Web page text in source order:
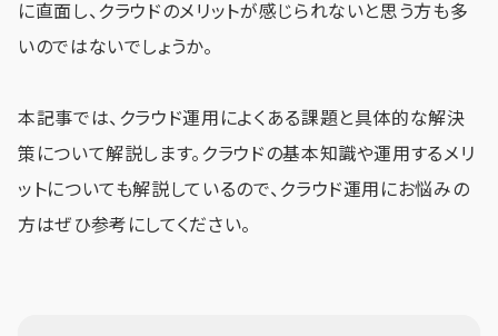
に直面し、クラウドのメリットが感じられないと思う方も多
いのではないでしょうか。
本記事では、クラウド運用によくある課題と具体的な解決
策について解説します。クラウドの基本知識や運用するメリ
ットについても解説しているので、クラウド運用にお悩みの
方はぜひ参考にしてください。